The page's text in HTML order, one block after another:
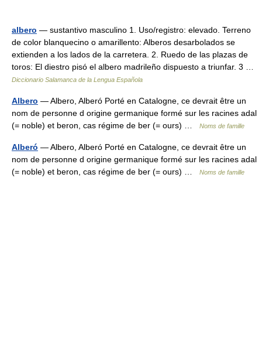
albero — sustantivo masculino 1. Uso/registro: elevado. Terreno
de color blanquecino o amarillento: Alberos desarbolados se
extienden a los lados de la carretera. 2. Ruedo de las plazas de
toros: El diestro pisó el albero madrileño dispuesto a triunfar. 3 …
Diccionario Salamanca de la Lengua Española
Albero — Albero, Alberó Porté en Catalogne, ce devrait être un
nom de personne d origine germanique formé sur les racines adal
(= noble) et beron, cas régime de ber (= ours) …
Noms de famille
Alberó — Albero, Alberó Porté en Catalogne, ce devrait être un
nom de personne d origine germanique formé sur les racines adal
(= noble) et beron, cas régime de ber (= ours) …
Noms de famille